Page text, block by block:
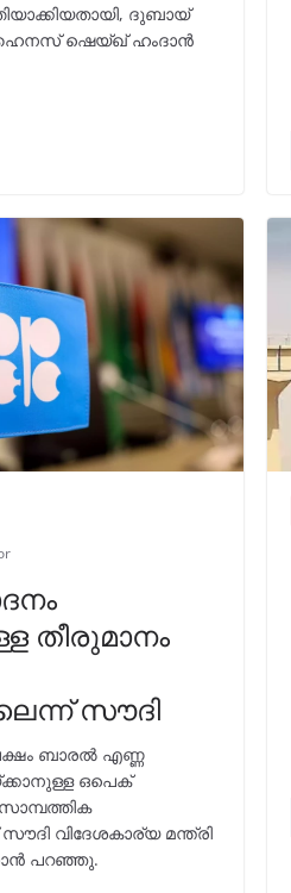
ദുബായ്
ഹൈനസ് ഷെയ്ഖ് ഹംദാൻ
തീരുമാനം
സൗദി
ലക്ഷം ബാരൽ എണ്ണ
ഒപെക്
വിദേശകാര്യ മന്ത്രി
പറഞ്ഞു.